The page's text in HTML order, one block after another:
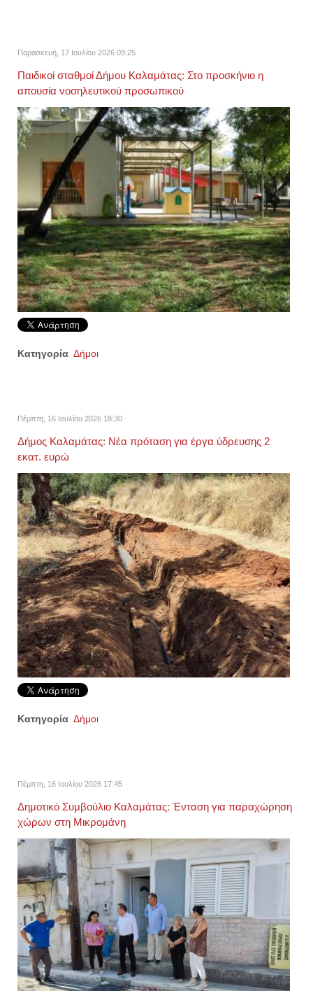
Παρασκευή, 17 Ιουλίου 2026 09:25
Παιδικοί σταθμοί Δήμου Καλαμάτας: Στο προσκήνιο η
απουσία νοσηλευτικού προσωπικού
Κατηγορία Δήμοι
Πέμπτη, 16 Ιουλίου 2026 18:30
Δήμος Καλαμάτας: Νέα πρόταση για έργα ύδρευσης 2
εκατ. ευρώ
Κατηγορία Δήμοι
Πέμπτη, 16 Ιουλίου 2026 17:45
Δημοτικό Συμβούλιο Καλαμάτας: Ένταση για παραχώρηση
χώρων στη Μικρομάνη